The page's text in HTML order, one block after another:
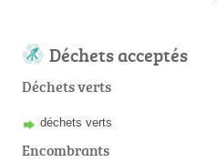
Déchets acceptés
Déchets verts
déchets verts
Encombrants